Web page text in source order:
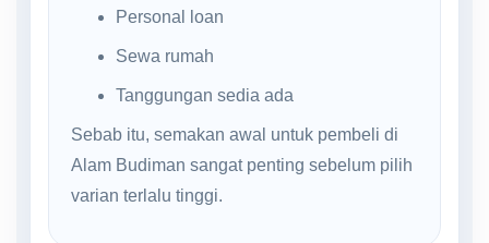
Personal loan
Sewa rumah
Tanggungan sedia ada
Sebab itu, semakan awal untuk pembeli di
Alam Budiman sangat penting sebelum pilih
varian terlalu tinggi.